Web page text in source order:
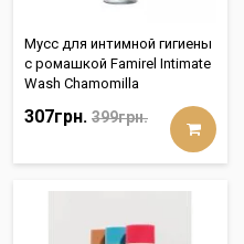
Мусс для интимной гигиены
с ромашкой Famirel Intimate
Wash Chamomilla
307грн. 399грн.